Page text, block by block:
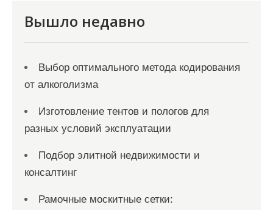
м
Вышло недавно
Выбор оптимального метода кодирования
от алкоголизма
Изготовление тентов и пологов для
разных условий эксплуатации
Подбор элитной недвижимости и
консалтинг
Рамочные москитные сетки: